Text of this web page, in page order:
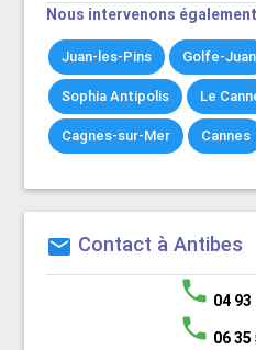
Nous intervenons
Juan-les-Pins Golfe-Juan
Sophia Antipolis Le
Cagnes-sur-Mer Cannes
mail Contact à Antibes
phone 04 93
phone 06 35